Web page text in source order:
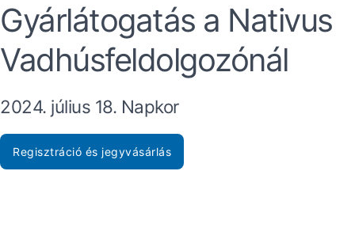
Gyárlátogatás a Nativus
Vadhúsfeldolgozónál
2024. július 18. Napkor
Regisztráció és jegyvásárlás